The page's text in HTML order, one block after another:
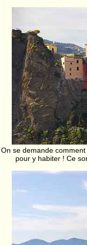
On se demande
pour y habiter ! Ce